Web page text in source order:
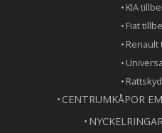
KIA
Fiat
CENTRUMKÅPOR